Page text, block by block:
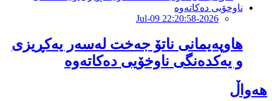
2026-Jul-09 22:20:58
هاوپەیمانى ناتۆ جەخت لەسەر یەکڕیزی
و یەکدەنگى ناوخۆیى دەکاتەوە
هەواڵ